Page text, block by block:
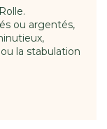
ou argentés,
la stabulation